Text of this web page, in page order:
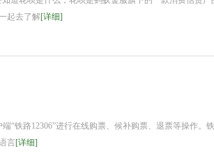
起去了解[详细]
“铁路12306”进行在线购票、候补购票、退票等操作。
言[详细]